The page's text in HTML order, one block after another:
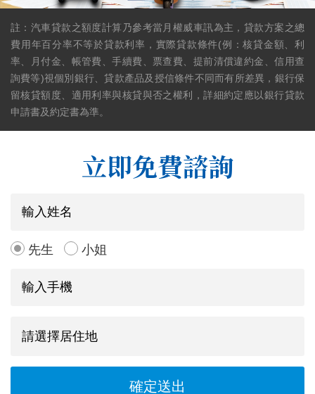
註：汽車貸款之額度計算乃參考當月權威車訊為主，貸款方案之總
費用年百分率不等於貸款利率，實際貸款條件(例：核貸金額、利
率、月付金、帳管費、手續費、票查費、提前清償違約金、信用查
詢費等)視個別銀行、貸款產品及授信條件不同而有所差異，銀行保
留核貸額度、適用利率與核貸與否之權利，詳細約定應以銀行貸款
申請書及約定書為準。
立即免費諮詢
先生 小姐